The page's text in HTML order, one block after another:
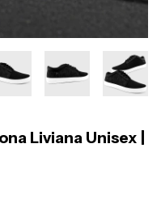
Liviana Unisex |